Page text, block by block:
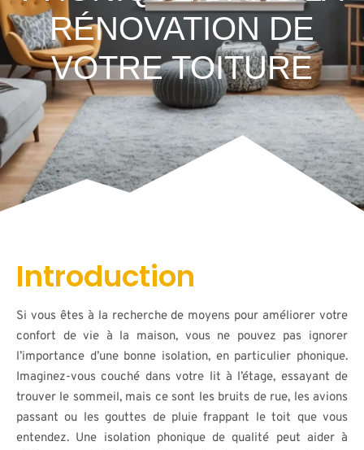
RÉNOVATION DE
VOTRE TOITURE
Introduction
Si vous êtes à la recherche de moyens pour améliorer votre
confort de vie à la maison, vous ne pouvez pas ignorer
l’importance d’une bonne isolation, en particulier phonique.
Imaginez-vous couché dans votre lit à l’étage, essayant de
trouver le sommeil, mais ce sont les bruits de rue, les avions
passant ou les gouttes de pluie frappant le toit que vous
entendez. Une isolation phonique de qualité peut aider à